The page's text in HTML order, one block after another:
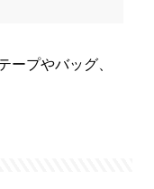
プやバッグ、